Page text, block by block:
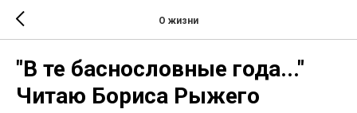
О жизни
"В те баснословные года..."
Читаю Бориса Рыжего